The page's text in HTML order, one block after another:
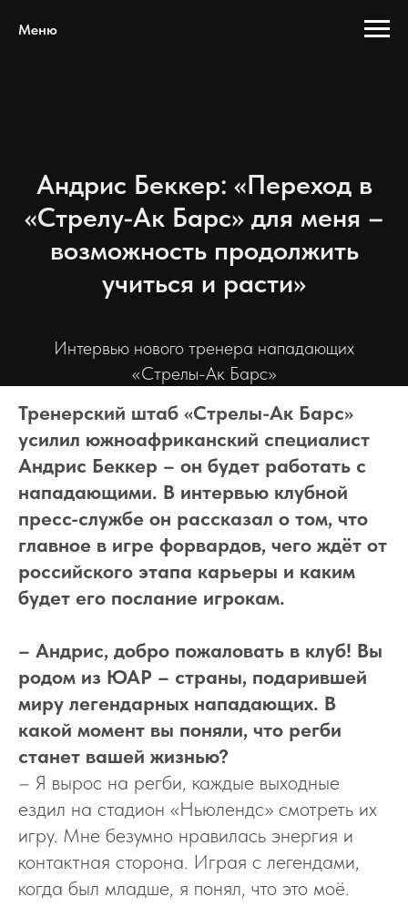
Меню
Андрис Беккер: «Переход в
«Стрелу-Ак Барс» для меня –
возможность продолжить
учиться и расти»
Интервью нового тренера нападающих
«Стрелы-Ак Барс»
Тренерский штаб «Стрелы-Ак Барс»
усилил южноафриканский специалист
Андрис Беккер – он будет работать с
нападающими. В интервью клубной
пресс-службе он рассказал о том, что
главное в игре форвардов, чего ждёт от
российского этапа карьеры и каким
будет его послание игрокам.
– Андрис, добро пожаловать в клуб! Вы
родом из ЮАР – страны, подарившей
миру легендарных нападающих. В
какой момент вы поняли, что регби
станет вашей жизнью?
– Я вырос на регби, каждые выходные
ездил на стадион «Ньюлендс» смотреть их
игру. Мне безумно нравилась энергия и
контактная сторона. Играя с легендами,
когда был младше, я понял, что это моё.